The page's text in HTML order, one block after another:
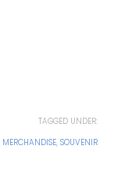
TAGGED UNDER:
MERCHANDISE, SOUVENIR